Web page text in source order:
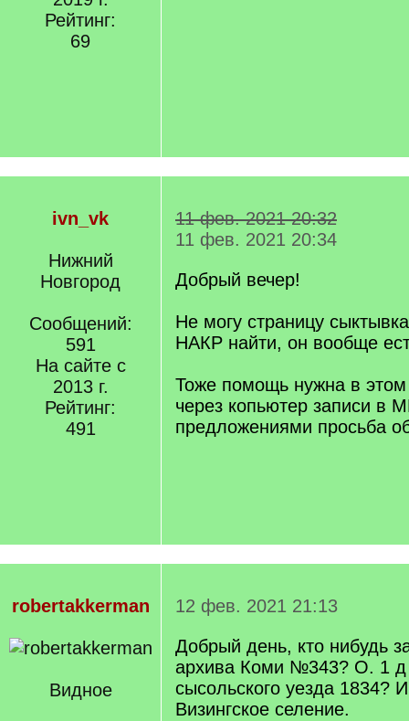
Рейтинг:
69
ivn_vk
Нижний
Новгород
Сообщений:
591
На сайте с
2013 г.
Рейтинг:
491
11 фев. 2021 20:32
11 фев. 2021 20:34
Добрый вечер!
Не могу страницу
НАКР найти, он вообще
Тоже помощь нужна в этом
через копьютер записи в
предложениями просьба
robertakkerman
Видное
12 фев. 2021 21:13
Добрый день, кто нибудь
архива Коми №343? О. 1 д
сысольского уезда 1834?
Визингское селение.